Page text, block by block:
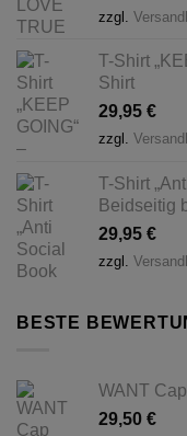
zzgl.
T-Shirt
Shirt
29,95 €
zzgl.
T-Shirt
Beidseitig
29,95 €
zzgl.
BESTE
WANT Cap
29,50 €